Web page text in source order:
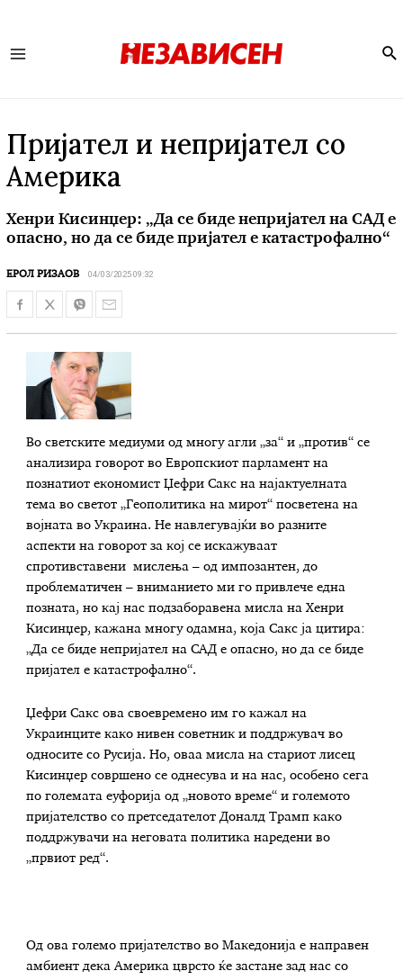
Пријател и непријател со
Америка
Хенри Кисинџер: „Да се биде непријател на САД е
опасно, но да се биде пријател е катастрофално“
ЕРОЛ РИЗАОВ 04/03/2025 09:32
Во светските медиуми од многу агли „за“ и „против“ се
анализира говорот во Европскиот парламент на
познатиот економист Џефри Сакс на најактуелната
тема во светот „Геополитика на мирот“ посветена на
војната во Украина. Не навлегувајќи во разните
аспекти на говорот за кој се искажуваат
спротивставени мислења – од импозантен, до
проблематичен – вниманието ми го привлече една
позната, но кај нас подзаборавена мисла на Хенри
Кисинџер, кажана многу одамна, која Сакс ја цитира:
„Да се биде непријател на САД е опасно, но да се биде
пријател е катастрофално“.
Џефри Сакс ова своевремено им го кажал на
Украинците како нивен советник и поддржувач во
односите со Русија. Но, оваа мисла на стариот лисец
Кисинџер совршено се однесува и на нас, особено сега
по големата еуфорија од „новото време“ и големото
пријателство со претседателот Доналд Трамп како
поддржувачи на неговата политика наредени во
„првиот ред“.
Од ова големо пријателство во Македонија е направен
амбиент дека Америка цврсто ќе застане зад нас со